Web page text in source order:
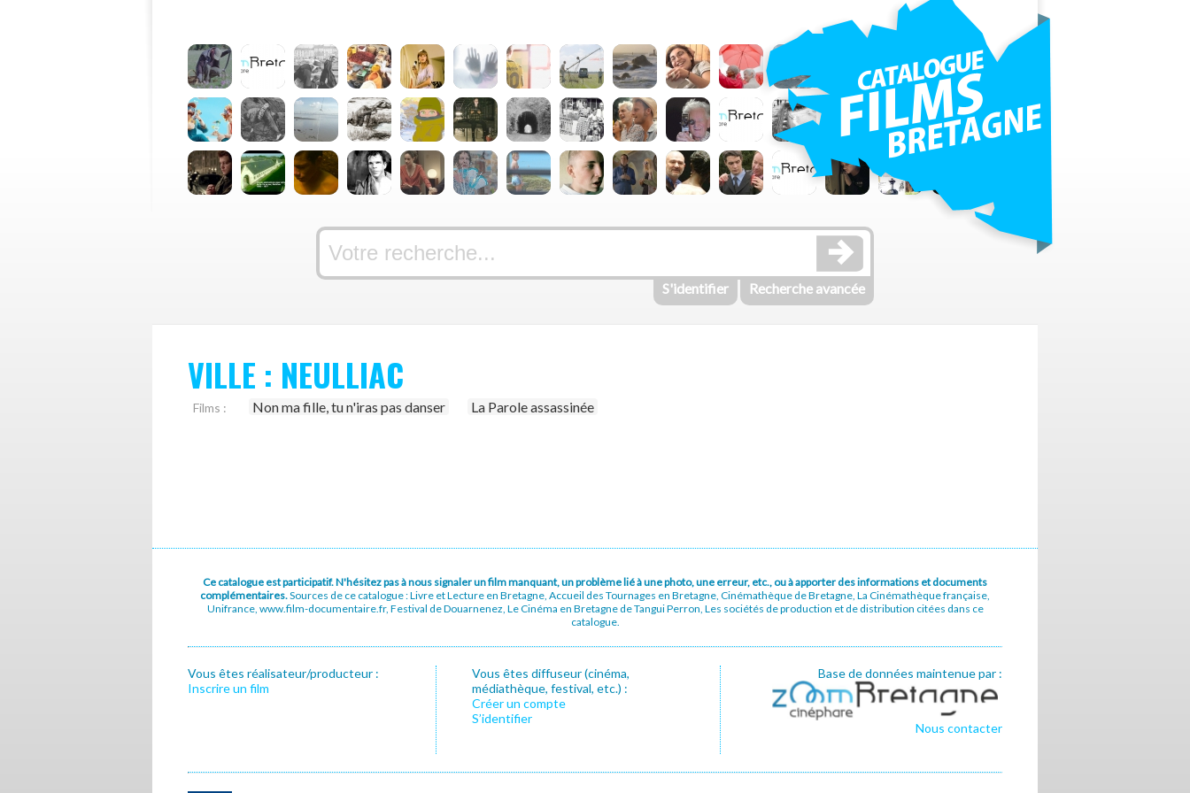
S'identifier Recherche avancée
VILLE : NEULLIAC
Films : Non ma fille, tu n'iras pas danser La Parole assassinée
Ce catalogue est participatif. N'hésitez pas à nous signaler un film manquant, un problème lié à une photo, une erreur, etc., ou à apporter des informations et documents
complémentaires.Sources de ce catalogue : Livre et Lecture en Bretagne, Accueil des Tournages en Bretagne, Cinémathèque de Bretagne, La Cinémathèque française,
Unifrance, www.film-documentaire.fr, Festival de Douarnenez, Le Cinéma en Bretagne de Tangui Perron, Les sociétés de production et de distribution citées dans ce
catalogue.
Vous êtes réalisateur/producteur :
Inscrire un film
Vous êtes diffuseur (cinéma,
médiathèque, festival, etc.) :
Créer un compte
S’identifier
Base de données maintenue par :
Nous contacter